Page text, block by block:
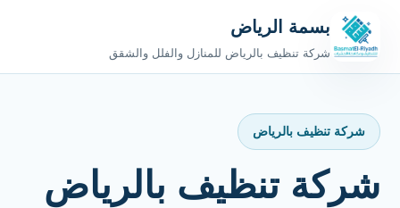
بسمة الرياض
شركة تنظيف بالرياض للمنازل والفلل والشقق
شركة تنظيف بالرياض
شركة تنظيف بالرياض